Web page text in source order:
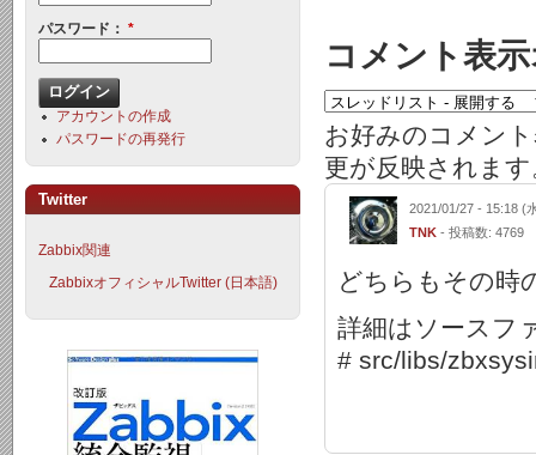
コメント表
お好みのコメン
更が反映されます
2021/01/27 - 15:18 (
TNK - 投稿数: 4769
どちらもその時
詳細はソースフ
# src/libs/
パスワード： *
アカウントの作成
パスワードの再発行
Twitter
Zabbix関連
ZabbixオフィシャルTwitter (日本語)